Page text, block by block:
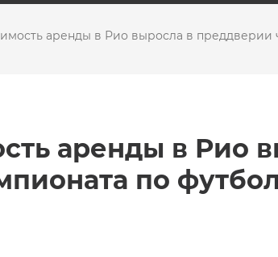
аренды в Рио выросла в преддверии
аренды в Рио
по